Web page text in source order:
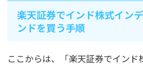
楽天証券でインド株式イン
ンドを買う手順
ここからは、「楽天証券でインド